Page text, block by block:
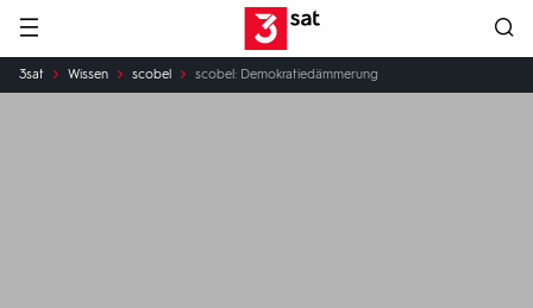
Hauptnavigation 3SAT
Sie
sind
3sat Wissen scobel scobel: Demokratiedämmerung